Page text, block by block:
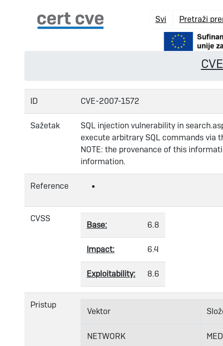
Svi Pretraži
ID CVE-2007-1572
Sažetak
SQL injection vulnerability in
execute arbitrary SQL commands via
NOTE: the provenance of this
information.
Reference
CVSS
Base: 6.8
Impact: 6.4
Exploitability: 8.6
Pristup
Vektor
NETWORK